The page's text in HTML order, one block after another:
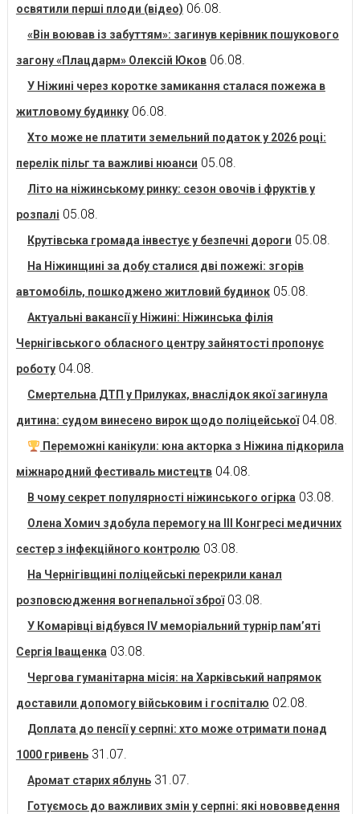
освятили перші плоди (відео) 06.08.
«Він воював із забуттям»: загинув керівник пошукового
загону «Плацдарм» Олексій Юков 06.08.
У Ніжині через коротке замикання сталася пожежа в
житловому будинку 06.08.
Хто може не платити земельний податок у 2026 році:
перелік пільг та важливі нюанси 05.08.
Літо на ніжинському ринку: сезон овочів і фруктів у
розпалі 05.08.
Крутівська громада інвестує у безпечні дороги 05.08.
На Ніжинщині за добу сталися дві пожежі: згорів
автомобіль, пошкоджено житловий будинок 05.08.
Актуальні вакансії у Ніжині: Ніжинська філія
Чернігівського обласного центру зайнятості пропонує
роботу 04.08.
Смертельна ДТП у Прилуках, внаслідок якої загинула
дитина: судом винесено вирок щодо поліцейської 04.08.
Переможні канікули: юна акторка з Ніжина підкорила
міжнародний фестиваль мистецтв 04.08.
В чому секрет популярності ніжинського огірка 03.08.
Олена Хомич здобула перемогу на ІІІ Конгресі медичних
сестер з інфекційного контролю 03.08.
На Чернігівщині поліцейські перекрили канал
розповсюдження вогнепальної зброї 03.08.
У Комарівці відбувся IV меморіальний турнір пам’яті
Сергія Іващенка 03.08.
Чергова гуманітарна місія: на Харківський напрямок
доставили допомогу військовим і госпіталю 02.08.
Доплата до пенсії у серпні: хто може отримати понад
1000 гривень 31.07.
Аромат старих яблунь 31.07.
Готуємось до важливих змін у серпні: які нововведення